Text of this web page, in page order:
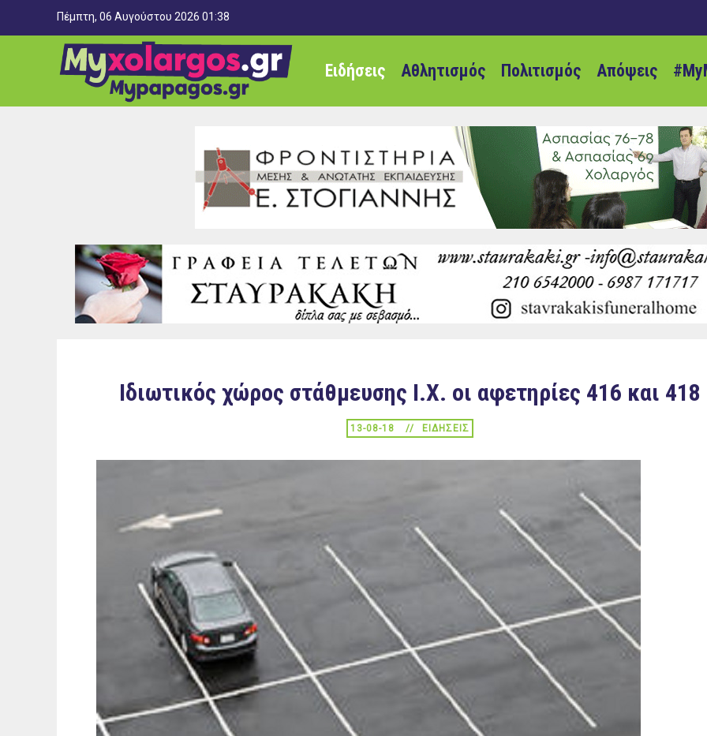
Πέμπτη, 06 Αυγούστου 2026 01:38
Ειδήσεις Αθλητισμός Πολιτισμός Απόψεις
Ιδιωτικός χώρος στάθμευσης Ι.Χ. οι αφετηρίες 416 και 418
13-08-18 ΕΙΔΉΣΕΙΣ